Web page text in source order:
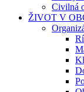
Civilná
ŽIVOT V